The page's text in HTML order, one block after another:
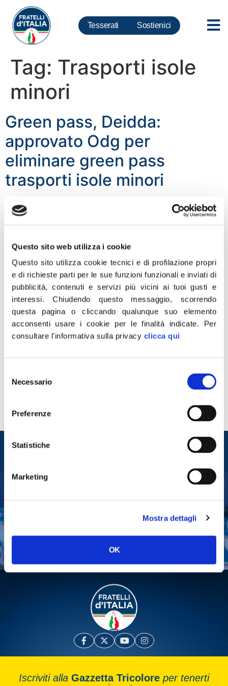
Questo sito web utilizza i cookie
Questo sito utilizza cookie tecnici e di profilazione propri
e di richieste parti per le sue funzioni funzionali e inviati di
pubblicità, contenuti e servizi più vicini ai tuoi gusti e
interessi.Chiudendo questo messaggio, scorrendo
questa pagina o cliccando qualunque suo elemento
acconsenti usare i cookie per le finalità indicate. Per
consultare l'informativa sulla privacy clicca qui
delNecessario
Preferenze
Statistiche
Marketing
Mostra dettagli
OK
Tesserati Sostienici
Tag: Trasporti isole
minori
Green pass, Deidda:
approvato Odg per
eliminare green pass
trasporti isole minori
“Da tempo, sono impegnato in Parlamento contro le
e oggi, il Governo, con il Sottosegretario Costa, ha
approvato un mio ordine del giorno che prevede la
rimozione del Green Pass, allo scadere dello stato
d’emergenza, per chi viaggia […]
Entra nel mondo di
Fai una donazione
Leggi la Gazzetta Tricolore
Iscriviti alla Gazzetta Tricolore per tenerti